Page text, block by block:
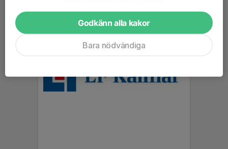
Godkänn alla kakor
Bara nödvändiga